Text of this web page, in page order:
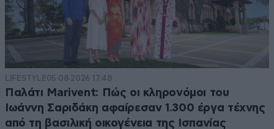
LIFESTYLE05·08·2026 17:48
Παλάτι Marivent: Πώς οι κληρονόμοι του
Ιωάννη Σαριδάκη αφαίρεσαν 1.300 έργα τέχνης
από τη βασιλική οικογένεια της Ισπανίας